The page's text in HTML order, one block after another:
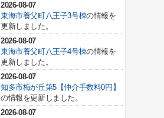
2026-08-07
東海市養父町八王子3号棟の情報を
更新しました。
2026-08-07
東海市養父町八王子4号棟の情報を
更新しました。
2026-08-07
知多市梅が丘第5【仲介手数料0円】
の情報を更新しました。
2026-08-07